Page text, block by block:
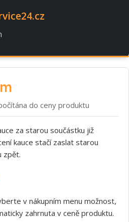
do ceny produktu
za starou součástku již
kauce stačí zaslat starou
zpět.
v nákupním menu možnost,
zahrnuta v ceně produktu.